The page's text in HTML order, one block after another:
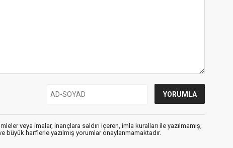
veya imalar, inançlara saldırı içeren, imla kuralları ile yazılmamış,
büyük harflerle yazılmış yorumlar onaylanmamaktadır.